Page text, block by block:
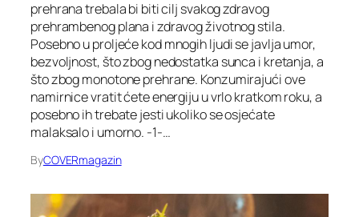
prehrana trebala bi biti cilj svakog zdravog
prehrambenog plana i zdravog životnog stila.
Posebno u proljeće kod mnogih ljudi se javlja umor,
bezvoljnost, što zbog nedostatka sunca i kretanja, a
što zbog monotone prehrane. Konzumirajući ove
namirnice vratit ćete energiju u vrlo kratkom roku, a
posebno ih trebate jesti ukoliko se osjećate
malaksalo i umorno. -1-…
ByCOVERmagazin